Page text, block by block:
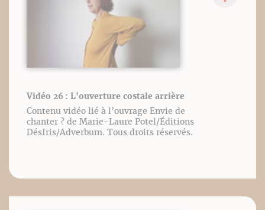
Vidéo 26 : L'ouverture costale arrière
Contenu vidéo lié à l’ouvrage Envie de
chanter ? de Marie-Laure Potel/Éditions
DésIris/Adverbum. Tous droits réservés.